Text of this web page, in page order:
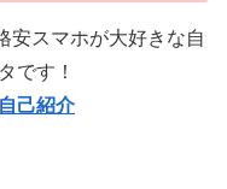
安スマホが大好きな自
です！
己紹介